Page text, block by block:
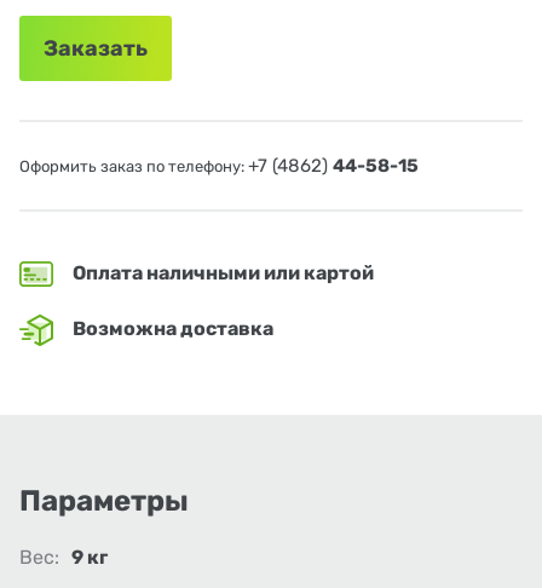
Заказать
Оформить заказ по телефону: +7 (4862) 44-58-15
Оплата наличными или картой
Возможна доставка
Параметры
Вес: 9 кг